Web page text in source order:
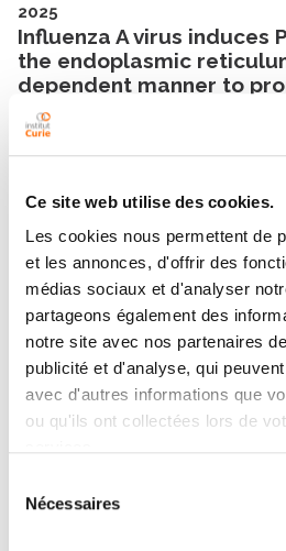
Ce site web utilise des cookies.
Les cookies nous permettent de
et les annonces, d'offrir des
médias sociaux et d'analyser
partageons également des
notre site avec nos partenaires
publicité et d'analyse, qui
avec d'autres informations que
ou qu'ils ont collectées lors de
Nécessaires
2025
Influenza A virus induces
the endoplasmic
dependent manner to
of viral ribonucleoproteins
PLOS Biology
2025
épithéliales polarisées
l’imagerie subcellulaire
les virus influenza
médecine/sciences- 01/06/
2024
The RBPome of influenza
reveals a role for TDP-43